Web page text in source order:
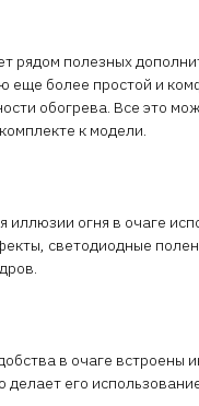
рядом полезных
еще более простой и
обогрева. Все это
к модели.
иллюзии огня в очаге
светодиодные
в очаге встроены
делает его